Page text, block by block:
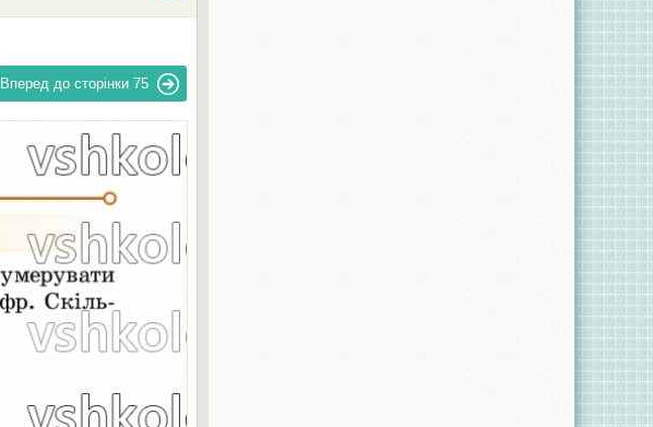
Вперед до сторінки 75